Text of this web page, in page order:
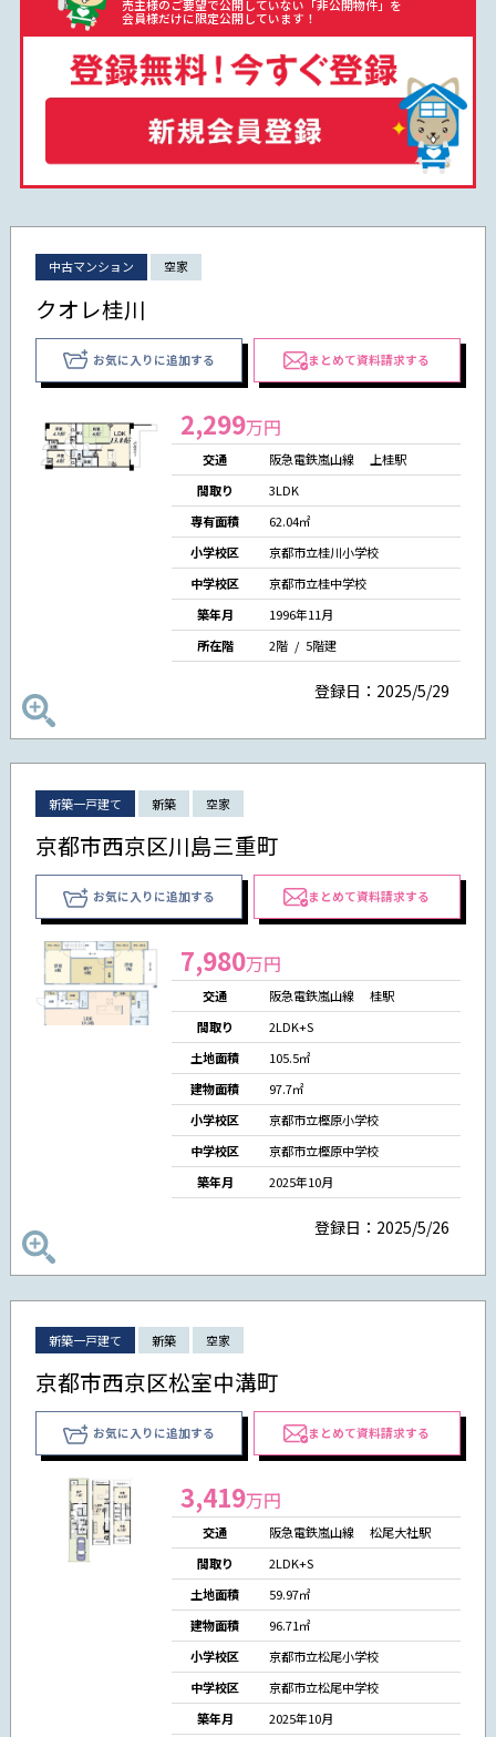
売主様のご要望で公開していない「非公開物件」を
会員様だけに限定公開しています！
中古マンション 空家
クオレ桂川
お気に入りに追加する まとめて資料請求する
2,299万円
交通
阪急電鉄嵐山線 上桂駅
間取り
3LDK
専有面積
62.04㎡
小学校区
京都市立桂川小学校
中学校区
京都市立桂中学校
築年月
1996年11月
所在階
2階 / 5階建
登録日：2025/5/29
新築一戸建て 新築 空家
京都市西京区川島三重町
お気に入りに追加する まとめて資料請求する
7,980万円
交通
阪急電鉄嵐山線 桂駅
間取り
2LDK+S
土地面積
105.5㎡
建物面積
97.7㎡
小学校区
京都市立樫原小学校
中学校区
京都市立樫原中学校
築年月
2025年10月
登録日：2025/5/26
新築一戸建て 新築 空家
京都市西京区松室中溝町
お気に入りに追加する まとめて資料請求する
3,419万円
交通
阪急電鉄嵐山線 松尾大社駅
間取り
2LDK+S
土地面積
59.97㎡
建物面積
96.71㎡
小学校区
京都市立松尾小学校
中学校区
京都市立松尾中学校
築年月
2025年10月